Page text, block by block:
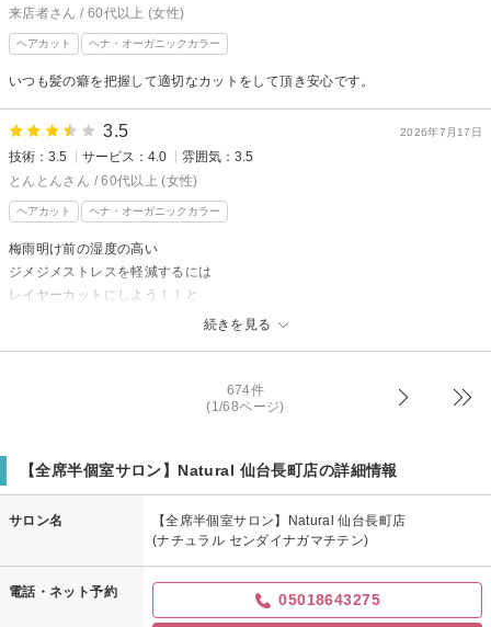
来店者さん / 60代以上 (女性)
ヘアカット ヘナ・オーガニックカラー
いつも髪の癖を把握して適切なカットをして頂き安心です。
2026年7月17日
3.5
技術：3.5 サービス：4.0
雰囲気：3.5
とんとんさん / 60代以上 (女性)
ヘアカット ヘナ・オーガニックカラー
続きを見る
梅雨明け前の湿度の高い
ジメジメストレスを軽減するには
レイヤーカットにしよう！！と
初のスタッフさんでしたが
もらう 癒しのひとときの マイナスポイントでした。
【全席半個室サロン】Natural 仙台長町店からの返信
とんとんさん様 先日はNatural-仙台長町店-にご来店頂き誠にありがとう
ございます。
店内の美化に至らない所があったのがとても残念です。
674件
(1/68ページ)
【全席半個室サロン】Natural 仙台長町店の詳細情報
サロン名
【全席半個室サロン】Natural 仙台長町店
(ナチュラル センダイナガマチテン)
電話・ネット予約 05018643275